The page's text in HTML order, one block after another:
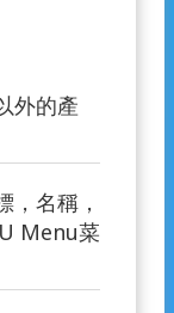
外的產
名稱，
Menu菜